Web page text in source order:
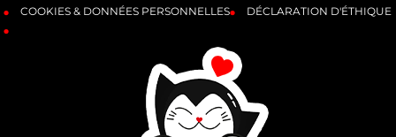
COOKIES & DONNÉES PERSONNELLES
DÉCLARATION D'ÉTHIQUE